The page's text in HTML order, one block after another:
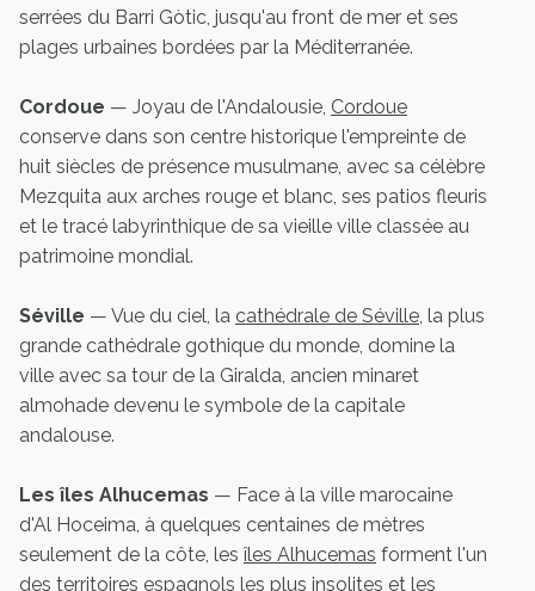
serrées du Barri Gòtic, jusqu'au front de mer et ses
plages urbaines bordées par la Méditerranée.
Cordoue — Joyau de l'Andalousie, Cordoue
conserve dans son centre historique l'empreinte de
huit siècles de présence musulmane, avec sa célèbre
Mezquita aux arches rouge et blanc, ses patios fleuris
et le tracé labyrinthique de sa vieille ville classée au
patrimoine mondial.
Séville — Vue du ciel, la cathédrale de Séville, la plus
grande cathédrale gothique du monde, domine la
ville avec sa tour de la Giralda, ancien minaret
almohade devenu le symbole de la capitale
andalouse.
Les îles Alhucemas — Face à la ville marocaine
d'Al Hoceima, à quelques centaines de mètres
seulement de la côte, lesîles Alhucemas forment l'un
des territoires espagnols les plus insolites et les